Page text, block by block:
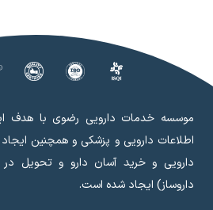
موسسه خدمات دارویی رضوی با هدف
اطلاعات دارویی و پزشکی و همچنین
دارویی و خرید آسان دارو و تحویل
داروساز) ایجاد شده است.